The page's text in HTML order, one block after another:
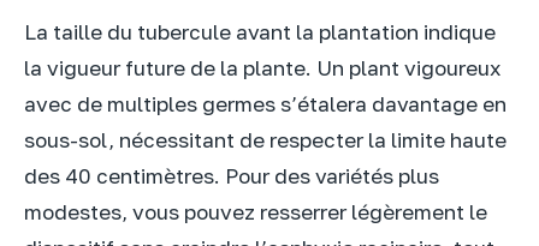
La taille du tubercule avant la plantation indique
la vigueur future de la plante. Un plant vigoureux
avec de multiples germes s’étalera davantage en
sous-sol, nécessitant de respecter la limite haute
des 40 centimètres. Pour des variétés plus
modestes, vous pouvez resserrer légèrement le